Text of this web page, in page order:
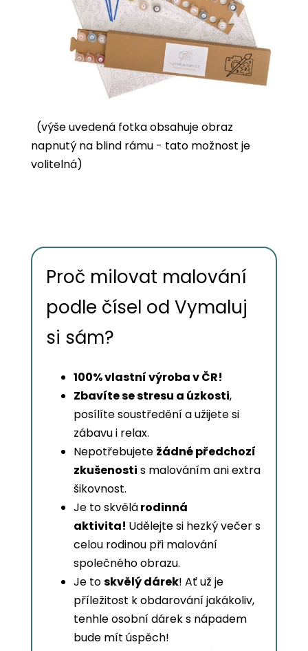
(výše uvedená fotka obsahuje obraz
napnutý na blind rámu - tato možnost je
volitelná)
Proč milovat malování
podle čísel od Vymaluj
si sám?
100% vlastní výroba v ČR!
Zbavíte se stresu a úzkosti,
posílíte soustředění a užijete si
zábavu i relax.
Nepotřebujete žádné předchozí
zkušenosti s malováním ani extra
šikovnost.
Je to skvělárodinná
aktivita! Udělejte si hezký večer s
celou rodinou při malování
společného obrazu.
Je toskvělý dárek! Ať už je
příležitost k obdarování jakákoliv,
tenhle osobní dárek s nápadem
bude mít úspěch!